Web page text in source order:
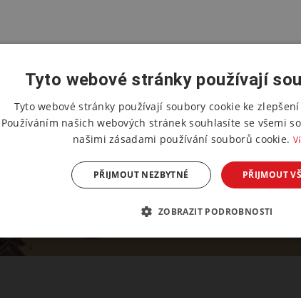
Tyto webové stránky používají
Tyto webové stránky používají soubory cookie ke
Používáním našich webových stránek souhlasíte se všemi
našimi zásadami používání souborů cookie.
PŘIJMOUT
PŘIJMOUT NEZBYTNÉ
ZOBRAZIT PODROBNOSTI